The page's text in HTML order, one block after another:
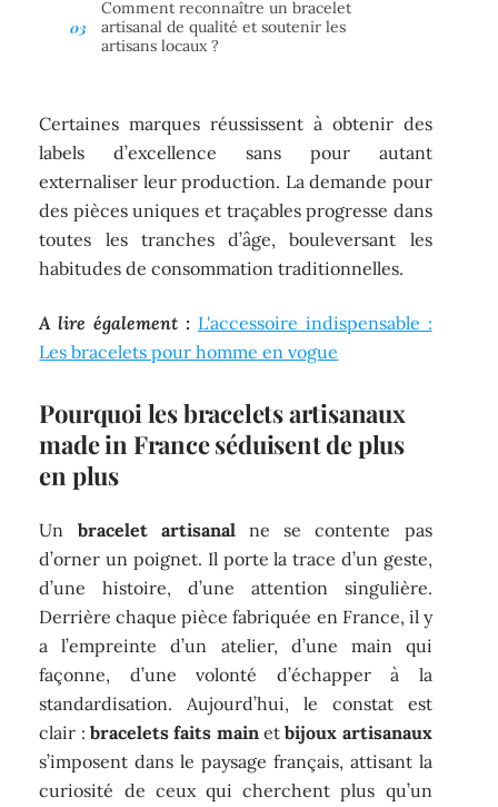
Comment reconnaître un bracelet
artisanal de qualité et soutenir les
artisans locaux ?
Certaines marques réussissent à obtenir des
labels d’excellence sans pour autant
externaliser leur production. La demande pour
des pièces uniques et traçables progresse dans
toutes les tranches d’âge, bouleversant les
habitudes de consommation traditionnelles.
A lire également : L'accessoire indispensable :
Les bracelets pour homme en vogue
Pourquoi les bracelets artisanaux
made in France séduisent de plus
en plus
Un bracelet artisanalne se contente pas
d’orner un poignet. Il porte la trace d’un geste,
d’une histoire, d’une attention singulière.
Derrière chaque pièce fabriquée en France, il y
a l’empreinte d’un atelier, d’une main qui
façonne, d’une volonté d’échapper à la
standardisation. Aujourd’hui, le constat est
clair :bracelets faits mainetbijoux artisanaux
s’imposent dans le paysage français, attisant la
curiosité de ceux qui cherchent plus qu’un